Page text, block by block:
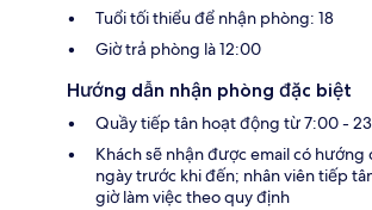
Tuổi tối thiểu để nhận phòng: 18
Giờ trả phòng là 12:00
Hướng dẫn nhận phòng đặc biệt
Quầy tiếp tân hoạt động từ 7:00 -
Khách sẽ nhận được email có
ngày trước khi đến; nhân viên tiếp
giờ làm việc theo quy định